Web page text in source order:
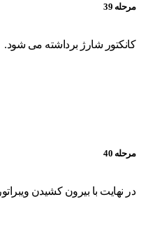
مرحله 39
کانکتور شارژ برداشته می شود.
مرحله 40
در نهایت با بیرون کشیدن